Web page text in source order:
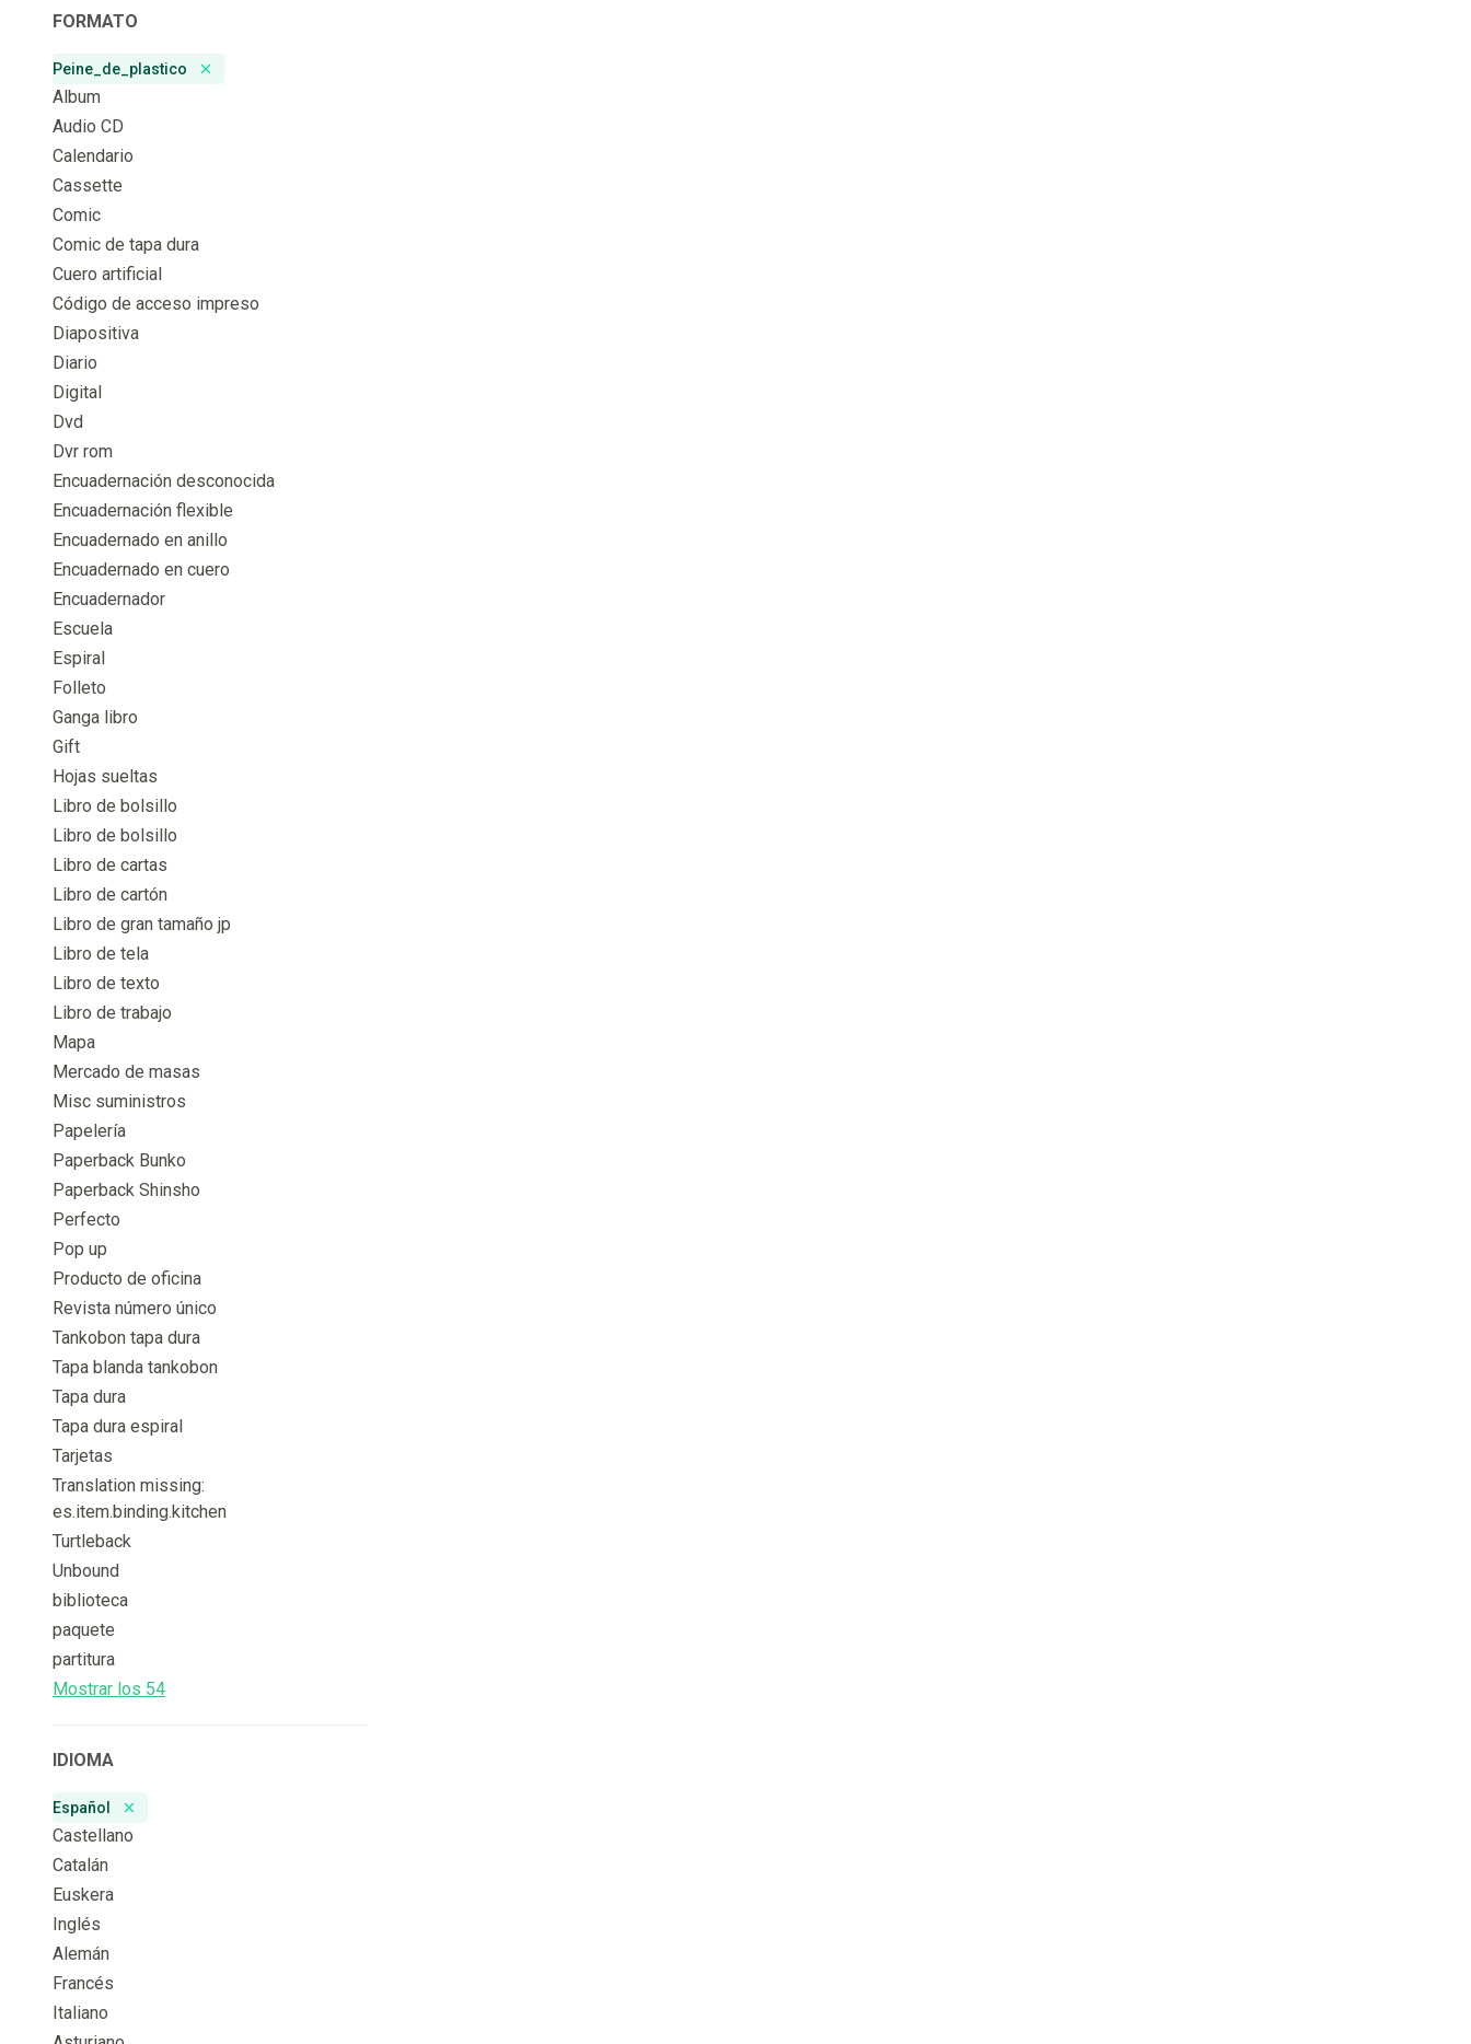
FORMATO
Peine_de_plastico
Remove badge
Album
Audio CD
Calendario
Cassette
Comic
Comic de tapa dura
Cuero artificial
Código de acceso impreso
Diapositiva
Diario
Digital
Dvd
Dvr rom
Encuadernación desconocida
Encuadernación flexible
Encuadernado en anillo
Encuadernado en cuero
Encuadernador
Escuela
Espiral
Folleto
Ganga libro
Gift
Hojas sueltas
Libro de bolsillo
Libro de bolsillo
Libro de cartas
Libro de cartón
Libro de gran tamaño jp
Libro de tela
Libro de texto
Libro de trabajo
Mapa
Mercado de masas
Misc suministros
Papelería
Paperback Bunko
Paperback Shinsho
Perfecto
Pop up
Producto de oficina
Revista número único
Tankobon tapa dura
Tapa blanda tankobon
Tapa dura
Tapa dura espiral
Tarjetas
Translation missing:
es.item.binding.kitchen
Turtleback
Unbound
biblioteca
paquete
partitura
Mostrar los 54
IDIOMA
Español
Remove badge
Castellano
Catalán
Euskera
Inglés
Alemán
Francés
Italiano